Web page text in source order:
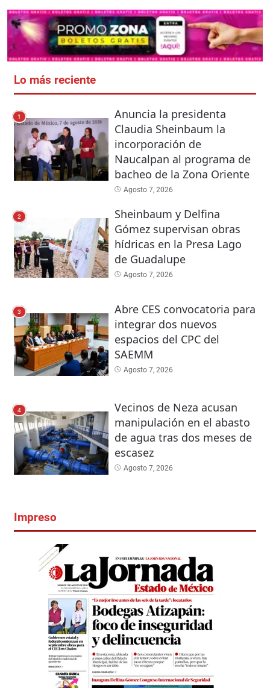
Lo más reciente
1
Anuncia la presidenta
Claudia Sheinbaum la
incorporación de
Naucalpan al programa de
bacheo de la Zona Oriente
Agosto 7, 2026
2
Sheinbaum y Delfina
Gómez supervisan obras
hídricas en la Presa Lago
de Guadalupe
Agosto 7, 2026
3
Abre CES convocatoria para
integrar dos nuevos
espacios del CPC del
SAEMM
Agosto 7, 2026
4
Vecinos de Neza acusan
manipulación en el abasto
de agua tras dos meses de
escasez
Agosto 7, 2026
Impreso